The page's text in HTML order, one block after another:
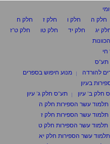
חלק ה חלק ו חלק ז
חלק ח
יג חלק יד חלק טו
חלק ט"ז
חי
תע"ס
להורדה
מנוע חיפוש בספרים
בעיון
חלק ב' עיון
תע"ס חלק ג' עיון
תלמוד עשר הספירות חלק ה
תלמוד עשר הספירות חלק ז
תלמוד עשר הספירות חלק ט
תלמוד עשר הספירות חלק יא